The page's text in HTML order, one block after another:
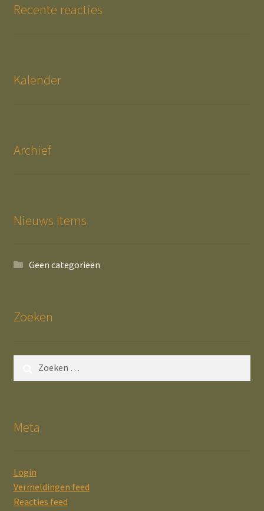
Recente reacties
Kalender
Archief
Nieuws Items
Geen categorieën
Zoeken
Meta
Login
Vermeldingen feed
Reacties feed